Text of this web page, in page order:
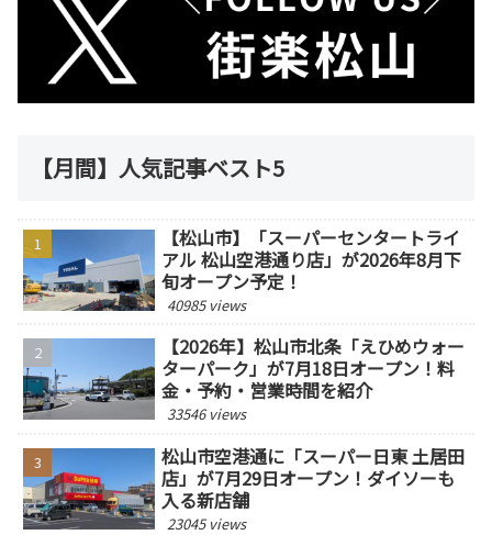
【月間】人気記事ベスト5
【松山市】「スーパーセンタートライ
アル 松山空港通り店」が2026年8月下
旬オープン予定！
40985 views
【2026年】松山市北条「えひめウォー
ターパーク」が7月18日オープン！料
金・予約・営業時間を紹介
33546 views
松山市空港通に「スーパー日東 土居田
店」が7月29日オープン！ダイソーも
入る新店舗
23045 views